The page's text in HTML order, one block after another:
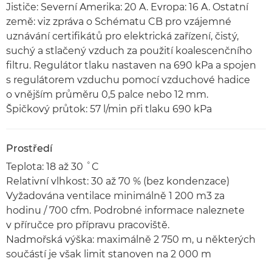
Jističe: Severní Amerika: 20 A. Evropa: 16 A. Ostatní
země: viz zpráva o Schématu CB pro vzájemné
uznávání certifikátů pro elektrická zařízení, čistý,
suchý a stlačený vzduch za použití koalescenčního
filtru. Regulátor tlaku nastaven na 690 kPa a spojen
s regulátorem vzduchu pomocí vzduchové hadice
o vnějším průměru 0,5 palce nebo 12 mm.
Špičkový průtok: 57 l/min při tlaku 690 kPa
Prostředí
Teplota: 18 až 30 ˚C
Relativní vlhkost: 30 až 70 % (bez kondenzace)
Vyžadována ventilace minimálně 1 200 m3 za
hodinu / 700 cfm. Podrobné informace naleznete
v příručce pro přípravu pracoviště.
Nadmořská výška: maximálně 2 750 m, u některých
součástí je však limit stanoven na 2 000 m